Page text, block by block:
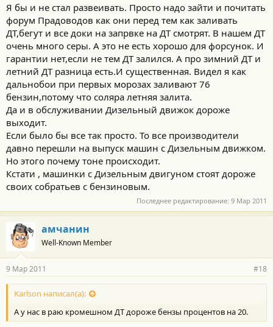
Я бы и не стал развеивать. Просто надо зайти и почитать
форум Прадоводов как они перед тем как заливать
ДТ,бегут и все доки на запрвке на ДТ смотрят. В нашем ДТ
очень много серы. А это не есть хорошо для форсунок. И
гарантии нет,если не тем ДТ залился. А про зимний ДТ и
летний ДТ разница есть.И существенная. Видел я как
дальнобои при первых морозах заливают 76
бензин,потому что соляра летняя залита.
Да и в обслуживании Дизельный движок дороже
выходит.
Если было бы все так просто. То все производители
давно перешли на выпуск машин с Дизельным движком.
Но этого почему тоне происходит.
Кстати , машинки с Дизельным двигуном стоят дороже
своих собратьев с бензиновым.
Последнее редактирование: 9 Мар 2011
амчанин
Well-Known Member
9 Мар 2011 #18
Karlson написал(а):
А у нас в раю кромешном ДТ дороже бензы процентов на 20.